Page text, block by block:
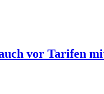
vor Tarifen